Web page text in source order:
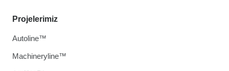
Projelerimiz
Autoline™
Machineryline™